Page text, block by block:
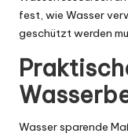
fest, wie Wasser
geschützt werden
Wasser sparende